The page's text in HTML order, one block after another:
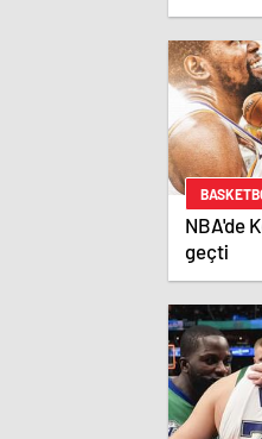
NBA'de
geçti